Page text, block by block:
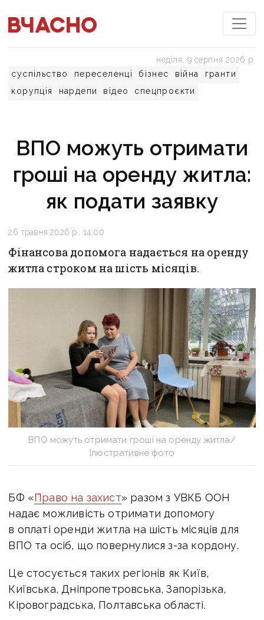
суспільство переселенці бізнес війна
гранти
корупція
нардепи відео спецпроєкти
неділя, 9 серпня 2026 р.
ВПО можуть отримати
гроші на оренду житла:
як подати заявку
26 травня 2026 р., 14:00
Фінансова допомога надається на оренду
житла строком на шість місяців.
ВПО можуть отримати гроші на оренду житла/
Ілюстративне фото
БФ «Право на захист» разом з УВКБ ООН
надає можливість отримати допомогу
в оплаті оренди житла на шість місяців для
ВПО та осіб, що повернулися з-за кордону.
Це стосується таких регіонів як Київ,
Київська, Дніпропетровська, Запорізька,
Кіровоградська, Полтавська області.